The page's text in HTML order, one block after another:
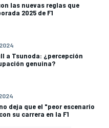
las nuevas reglas que
2025 de F1
a Tsunoda: ¿percepción
genuina?
deja que el "peor escenario
su carrera en la F1